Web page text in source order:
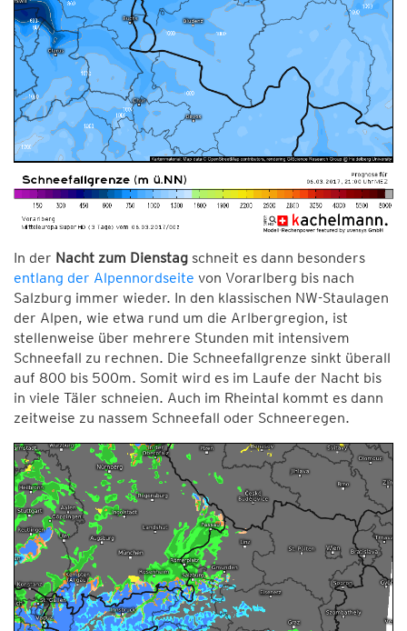
In der Nacht zum Dienstag schneit es dann besonders
entlang der Alpennordseite von Vorarlberg bis nach
Salzburg immer wieder. In den klassischen NW-Staulagen
der Alpen, wie etwa rund um die Arlbergregion, ist
stellenweise über mehrere Stunden mit intensivem
Schneefall zu rechnen. Die Schneefallgrenze sinkt überall
auf 800 bis 500m. Somit wird es im Laufe der Nacht bis
in viele Täler schneien. Auch im Rheintal kommt es dann
zeitweise zu nassem Schneefall oder Schneeregen.